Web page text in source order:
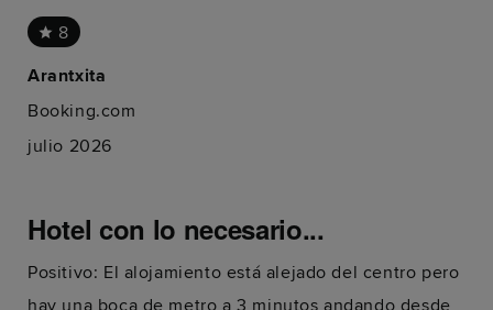
8
Arantxita
Booking.com
julio 2026
Hotel con lo necesario...
Positivo: El alojamiento está alejado del centro pero
hay una boca de metro a 3 minutos andando desde